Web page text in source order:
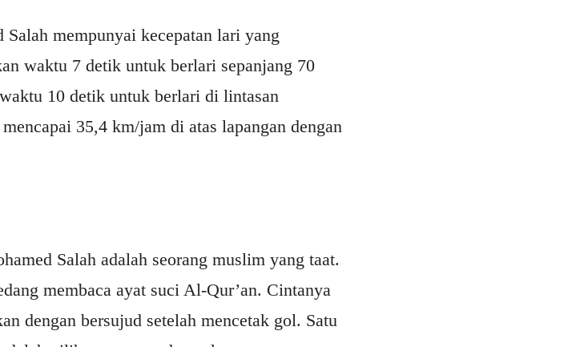
mempunyai kecepatan lari yang
waktu 7 detik untuk berlari sepanjang 70
10 detik untuk berlari di lintasan
35,4 km/jam di atas lapangan dengan
Salah adalah seorang muslim yang taat.
membaca ayat suci Al-Qur’an. Cintanya
dengan bersujud setelah mencetak gol. Satu